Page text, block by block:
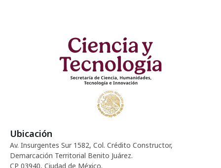
Ubicación
Av. Insurgentes Sur 1582, Col. Crédito Constructor,
Demarcación Territorial Benito Juárez.
CP 03940, Ciudad de México.